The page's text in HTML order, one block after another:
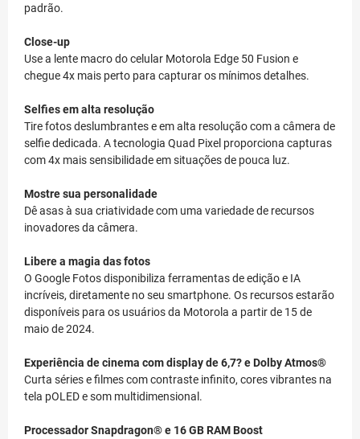
padrão.
Close-up
Use a lente macro do celular Motorola Edge 50 Fusion e
chegue 4x mais perto para capturar os mínimos detalhes.
Selfies em alta resolução
Tire fotos deslumbrantes e em alta resolução com a câmera de
selfie dedicada. A tecnologia Quad Pixel proporciona capturas
com 4x mais sensibilidade em situações de pouca luz.
Mostre sua personalidade
Dê asas à sua criatividade com uma variedade de recursos
inovadores da câmera.
Libere a magia das fotos
O Google Fotos disponibiliza ferramentas de edição e IA
incríveis, diretamente no seu smartphone. Os recursos estarão
disponíveis para os usuários da Motorola a partir de 15 de
maio de 2024.
Experiência de cinema com display de 6,7? e Dolby Atmos®
Curta séries e filmes com contraste infinito, cores vibrantes na
tela pOLED e som multidimensional.
Processador Snapdragon® e 16 GB RAM Boost